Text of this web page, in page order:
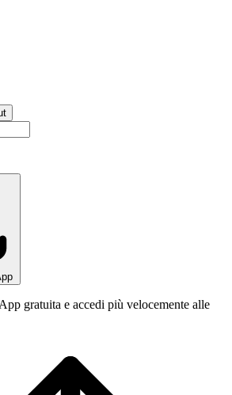
gratuita e accedi più velocemente alle